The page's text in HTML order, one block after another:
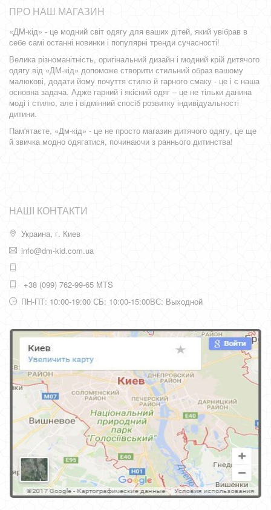
ПРО НАШ МАГАЗИН
«ДМ-кід» - це модний світ одягу для ваших дітей, який увібрав в
себе самі останні новинки і популярні тренди сучасності!
Велика різноманітність, оригінальний дизайн і модний крій дитячого
одягу від «ДМ-кід» допоможе створити стильний образ вашому
малюкові, додати йому почуття стилю й гарного смаку - це і є наша
основна задача. Адже гарний і якісний одяг – це не тільки данина
моді і стилю, але і відмінний спосіб розвитку індивідуальності
дитини.
Пам'ятаєте, «Дм-кід» - це не просто магазин дитячого одягу, це ще
й звичка модно одягатися, починаючи з раннього дитинства!
НАШІ КОНТАКТИ
Украина, г. Киев
info@dm-kid.com.ua
+38 (099) 762-99-65 MTS
ПН-ПТ: 10:00-19:00 СБ: 10:00-15:00ВС: Выходной